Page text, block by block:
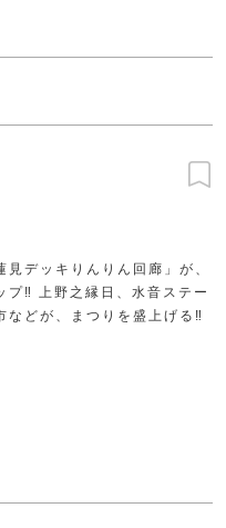
見デッキりんりん回廊」が、
プ‼ 上野之縁日、水音ステー
などが、まつりを盛上げる‼